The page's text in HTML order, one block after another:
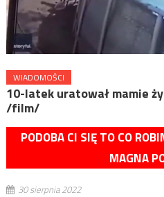
WIADOMOŚCI
10-latek uratował mamie
/film/
PODOBA CI SIĘ TO CO
MAGNA
30 sierpnia 2022